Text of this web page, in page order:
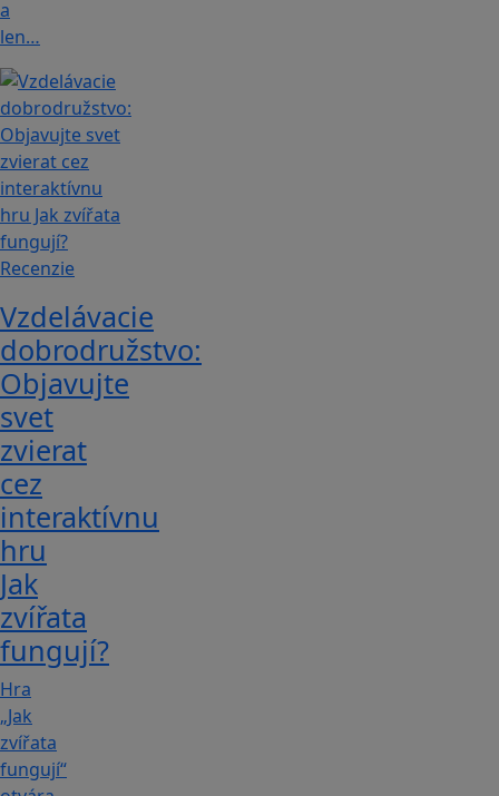
a
len…
Recenzie
Vzdelávacie
dobrodružstvo:
Objavujte
svet
zvierat
cez
interaktívnu
hru
Jak
zvířata
fungují?
Hra
„Jak
zvířata
fungují“